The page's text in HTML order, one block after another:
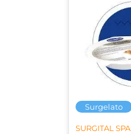
Surgelato
SURGITAL SPA